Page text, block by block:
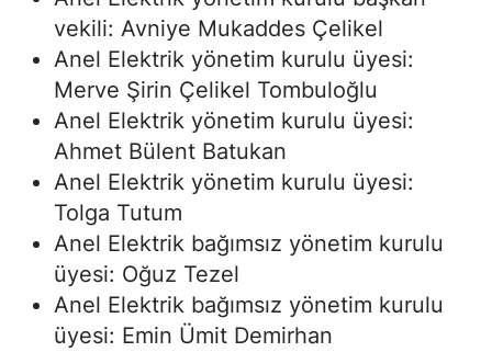
vekili: Avniye Mukaddes Çelikel
Anel Elektrik yönetim kurulu üyesi:
Merve Şirin Çelikel Tombuloğlu
Anel Elektrik yönetim kurulu üyesi:
Ahmet Bülent Batukan
Anel Elektrik yönetim kurulu üyesi:
Tolga Tutum
Anel Elektrik bağımsız yönetim kurulu
üyesi: Oğuz Tezel
Anel Elektrik bağımsız yönetim kurulu
üyesi: Emin Ümit Demirhan